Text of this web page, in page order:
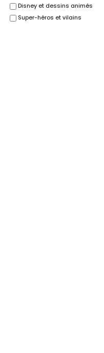
Disney et dessins animés
Super-héros et vilains